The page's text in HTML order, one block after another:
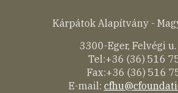
Kárpátok Alapítvány -
3300-Eger, Felvégi u.
Tel:+36 (36) 516
Fax:+36 (36) 516
E-mail: